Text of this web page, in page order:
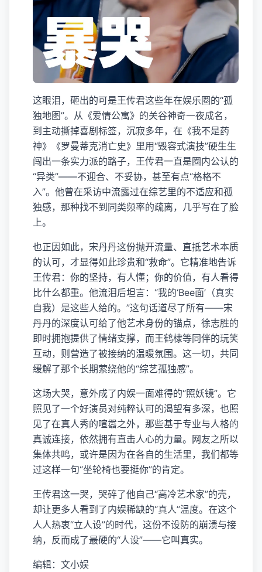
这眼泪，砸出的可是王传君这些年在娱乐圈的“孤
独地图”。从《爱情公寓》的关谷神奇一夜成名，
到主动撕掉喜剧标签，沉寂多年，在《我不是药
神》《罗曼蒂克消亡史》里用“毁容式演技”硬生生
闯出一条实力派的路子，王传君一直是圈内公认的
“异类”——不迎合、不妥协，甚至有点“格格不
入”。他曾在采访中流露过在综艺里的不适应和孤
独感，那种找不到同类频率的疏离，几乎写在了脸
上。
也正因如此，宋丹丹这份抛开流量、直抵艺术本质
的认可，才显得如此珍贵和“救命”。它精准地告诉
王传君：你的坚持，有人懂；你的价值，有人看得
比什么都重。他流泪后坦言：“我的‘Bee面’（真实
自我）是这些人给的。”这句话道尽了所有——宋
丹丹的深度认可给了他艺术身份的锚点，徐志胜的
即时拥抱提供了情绪支撑，而王鹤棣等同伴的玩笑
互动，则营造了被接纳的温暖氛围。这一切，共同
缓解了那个长期萦绕他的“综艺孤独感”。
这场大哭，意外成了内娱一面难得的“照妖镜”。它
照见了一个好演员对纯粹认可的渴望有多深，也照
见了在真人秀的喧嚣之外，那些基于专业与人格的
真诚连接，依然拥有直击人心的力量。网友之所以
集体共鸣，或许是因为在各自的生活里，我们都等
过这样一句“坐轮椅也要挺你”的肯定。
王传君这一哭，哭碎了他自己“高冷艺术家”的壳，
却让更多人看到了内娱稀缺的“真人”温度。在这个
人人热衷“立人设”的时代，这份不设防的崩溃与接
纳，反而成了最硬的“人设”——它叫真实。
编辑：文小娱